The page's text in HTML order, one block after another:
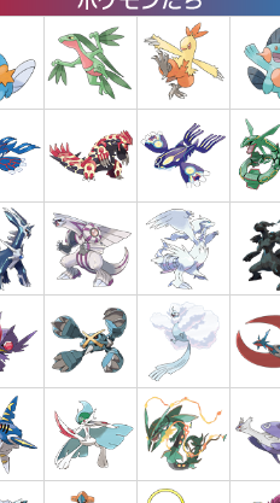
夫なアゴで岩を噛み砕き、地
。その深さは１キロに達する